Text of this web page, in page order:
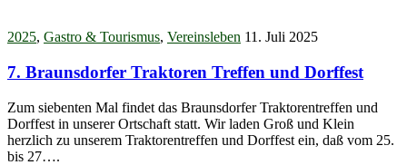
2025, Gastro & Tourismus, Vereinsleben 11. Juli 2025
7. Braunsdorfer Traktoren Treffen und Dorffest
Zum siebenten Mal findet das Braunsdorfer Traktorentreffen und
Dorffest in unserer Ortschaft statt. Wir laden Groß und Klein
herzlich zu unserem Traktorentreffen und Dorffest ein, daß vom 25.
bis 27….